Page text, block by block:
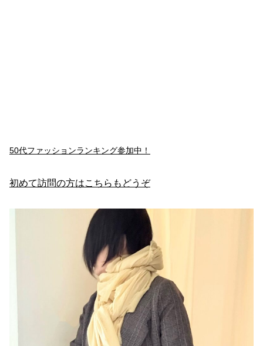
50代ファッションランキング参加中！
初めて訪問の方はこちらもどうぞ